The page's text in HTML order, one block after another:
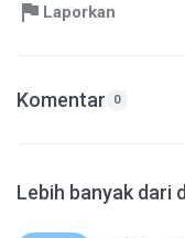
Laporkan
Komentar 0
Lebih banyak dari